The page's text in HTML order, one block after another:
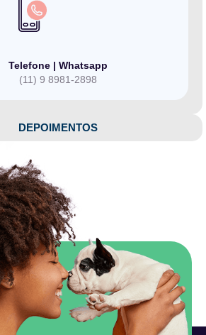
Telefone | Whatsapp
(11) 9 8981-2898
DEPOIMENTOS​